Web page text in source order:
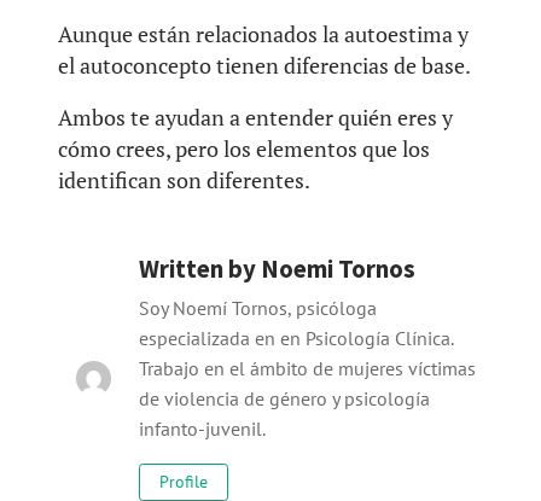
Aunque están relacionados la autoestima y
el autoconcepto tienen diferencias de base.
Ambos te ayudan a entender quién eres y
cómo crees, pero los elementos que los
identifican son diferentes.
Written by Noemi Tornos
Soy Noemí Tornos, psicóloga
especializada en en Psicología Clínica.
Trabajo en el ámbito de mujeres víctimas
de violencia de género y psicología
infanto-juvenil.
Profile